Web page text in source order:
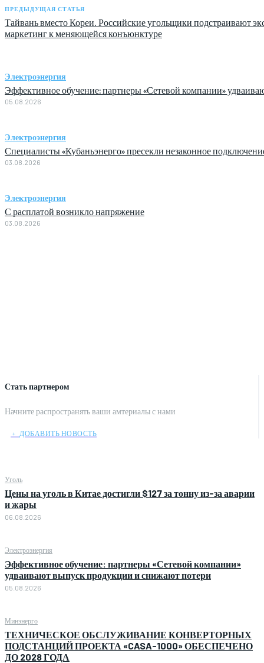
Стать партнером
Начните распространять ваши амтериалы с нами
﹢ ДОБАВИТЬ НОВОСТЬ
Уголь
Цены на уголь в Китае достигли $127 за тонну из-за аварии
и жары
06.08.2026
Электроэнергия
Эффективное обучение: партнеры «Сетевой компании»
удваивают выпуск продукции и снижают потери
05.08.2026
Минэнерго
ТЕХНИЧЕСКОЕ ОБСЛУЖИВАНИЕ КОНВЕРТОРНЫХ
ПОДСТАНЦИЙ ПРОЕКТА «CASA-1000» ОБЕСПЕЧЕНО
ДО 2028 ГОДА
ПРЕДЫДУЩАЯ СТАТЬЯ
Тайвань вместо Кореи. Российские угольщики подстраивают
маркетинг к меняющейся конъюнктуре
Электроэнергия
Эффективное обучение: партнеры «Сетевой компании»
05.08.2026
Электроэнергия
Специалисты «Кубаньэнерго» пресекли незаконное
03.08.2026
Электроэнергия
С расплатой возникло напряжение
03.08.2026